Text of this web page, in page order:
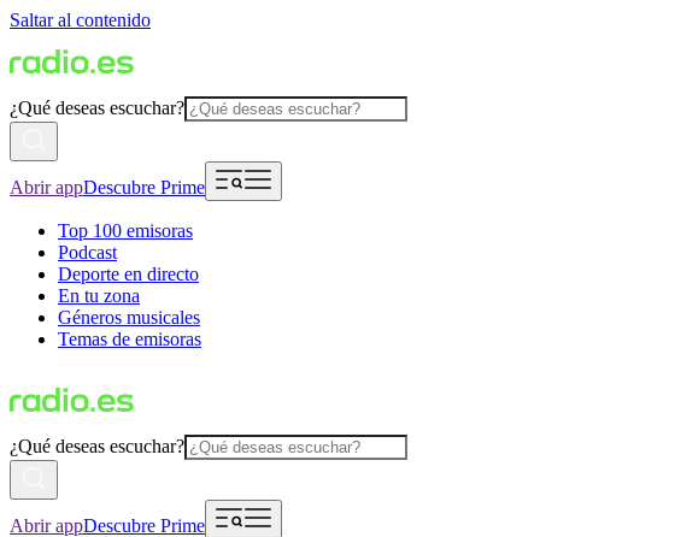
Saltar al contenido
¿Qué deseas escuchar?
Abrir appDescubre Prime
Top 100 emisoras
Podcast
Deporte en directo
En tu zona
Géneros musicales
Temas de emisoras
¿Qué deseas escuchar?
Abrir appDescubre Prime